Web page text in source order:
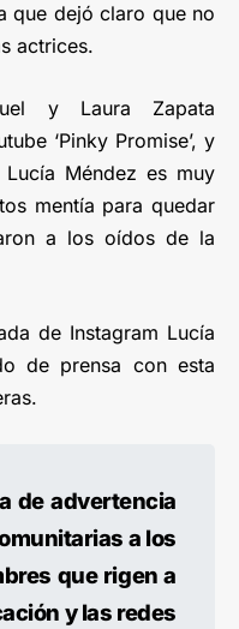
que dejó claro que no
actrices.
y Laura Zapata
‘Pinky Promise’, y
Méndez es muy
mentía para quedar
a los oídos de la
de Instagram Lucía
de prensa con esta
de advertencia
a los
que rigen a
y las redes